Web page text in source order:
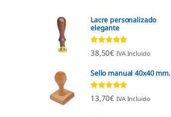
Lacre personalizado
elegante
Valorado con
4.92de 5
38,50€ IVA Incluido
Sello manual 40x40 mm.
Valorado con
4.96de 5
13,70€ IVA Incluido